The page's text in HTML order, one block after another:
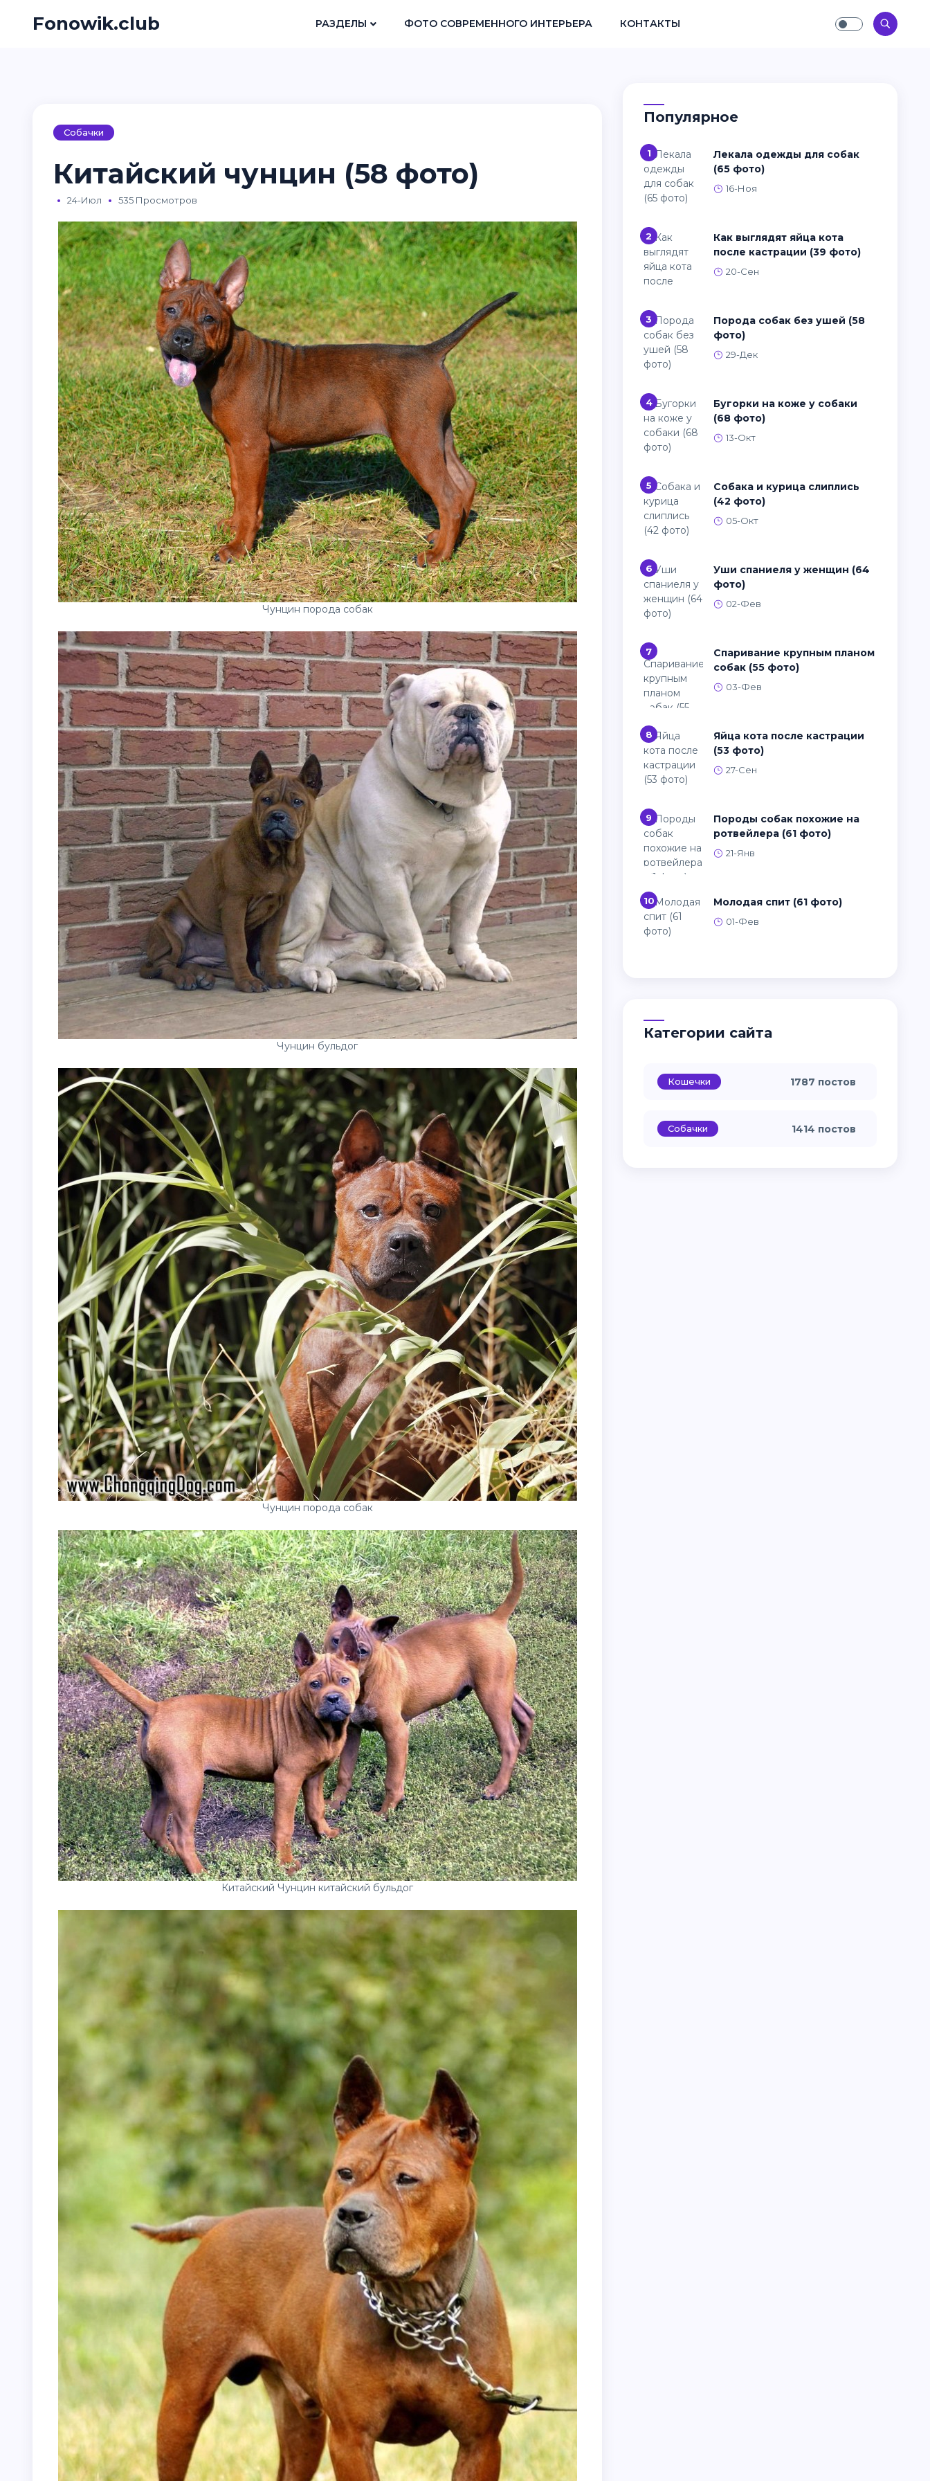
Fonowik.club РАЗДЕЛЫ ФОТО СОВРЕМЕННОГО ИНТЕРЬЕРА КОНТАКТЫ
Собачки
Китайский чунцин (58 фото)
24-Июл 535 Просмотров
Чунцин порода собак
Чунцин бульдог
Чунцин порода собак
Китайский Чунцин китайский бульдог
Популярное
1
Лекала одежды для собак
(65 фото)
16-Ноя
2
Как выглядят яйца кота
после кастрации (39 фото)
20-Сен
3
Порода собак без ушей (58
фото)
29-Дек
4
Бугорки на коже у собаки
(68 фото)
13-Окт
5
Собака и курица слиплись
(42 фото)
05-Окт
6
Уши спаниеля у женщин (64
фото)
02-Фев
7
Спаривание крупным планом
собак (55 фото)
03-Фев
8
Яйца кота после кастрации
(53 фото)
27-Сен
9
Породы собак похожие на
ротвейлера (61 фото)
21-Янв
10 Молодая спит (61 фото)
01-Фев
Категории сайта
Кошечки 1787 постов
Собачки 1414 постов